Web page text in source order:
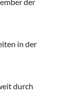
in der
durch